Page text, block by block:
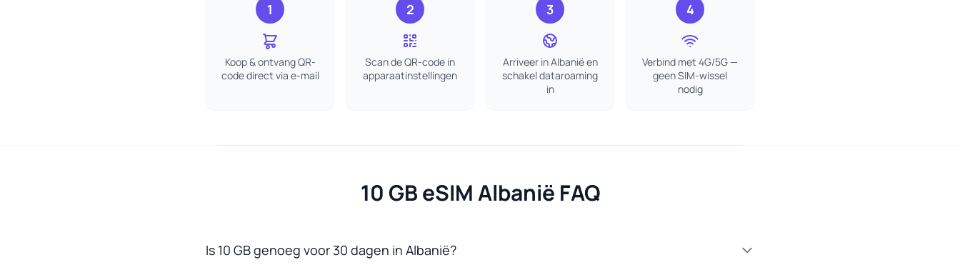
1
Koop & ontvang QR-
code direct via e-mail
2
Scan de QR-code in
apparaatinstellingen
3
Arriveer in Albanië en
schakel dataroaming
in
4
Verbind met 4G/5G —
geen SIM-wissel
nodig
10 GB eSIM Albanië FAQ
Is 10 GB genoeg voor 30 dagen in Albanië?